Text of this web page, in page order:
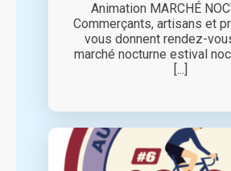
Animation MARCHÉ
Commerçants, artisans et
vous donnent rendez-
marché nocturne estival
[...]